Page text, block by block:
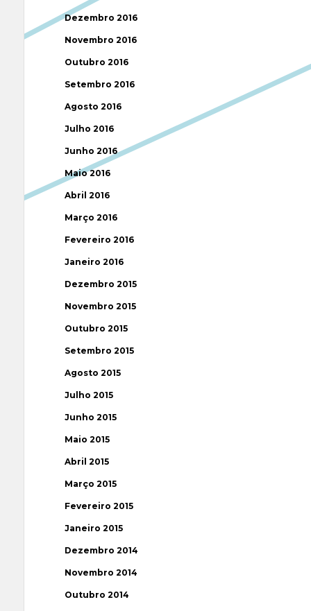
Dezembro 2016
Novembro 2016
Outubro 2016
Setembro 2016
Agosto 2016
Julho 2016
Junho 2016
Maio 2016
Abril 2016
Março 2016
Fevereiro 2016
Janeiro 2016
Dezembro 2015
Novembro 2015
Outubro 2015
Setembro 2015
Agosto 2015
Julho 2015
Junho 2015
Maio 2015
Abril 2015
Março 2015
Fevereiro 2015
Janeiro 2015
Dezembro 2014
Novembro 2014
Outubro 2014